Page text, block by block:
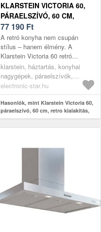
KLARSTEIN VICTORIA 60,
PÁRAELSZÍVÓ, 60 CM,
RETRO KIALAKÍTÁS, 630 M³/
Ó, 2 LED LÁMPA
77 190 Ft
A retró konyha nem csupán
stílus – hanem élmény. A
Klarstein Victoria 60 retró
páraelszívó bronzos
díszítőelemekkel és letisztult
vonalakkal pontos...
klarstein, háztartás, konyhai
nagygépek, páraelszívók,
kéményes és fali páraelszívók
electronic-star.hu
Hasonlók, mint Klarstein Victoria 60,
páraelszívó, 60 cm, retro kialakítás,
630 m³/ó, 2 LED lámpa